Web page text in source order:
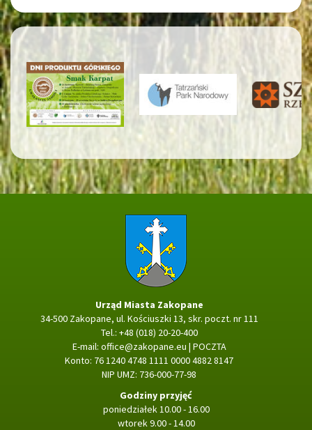
Strona główna
Urząd Miasta Zakopane
34-500 Zakopane, ul. Kościuszki 13, skr. poczt. nr 111
Tel.: +48 (018) 20-20-400
E-mail: office@zakopane.eu | POCZTA
Konto: 76 1240 4748 1111 0000 4882 8147
NIP UMZ: 736-000-77-98
Godziny przyjęć
poniedziałek 10.00 - 16.00
wtorek 9.00 - 14.00